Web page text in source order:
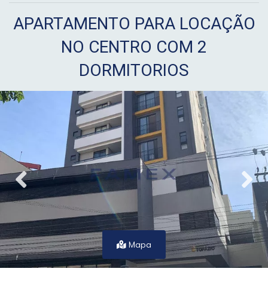
APARTAMENTO PARA LOCAÇÃO
NO CENTRO COM 2
DORMITORIOS
Mapa